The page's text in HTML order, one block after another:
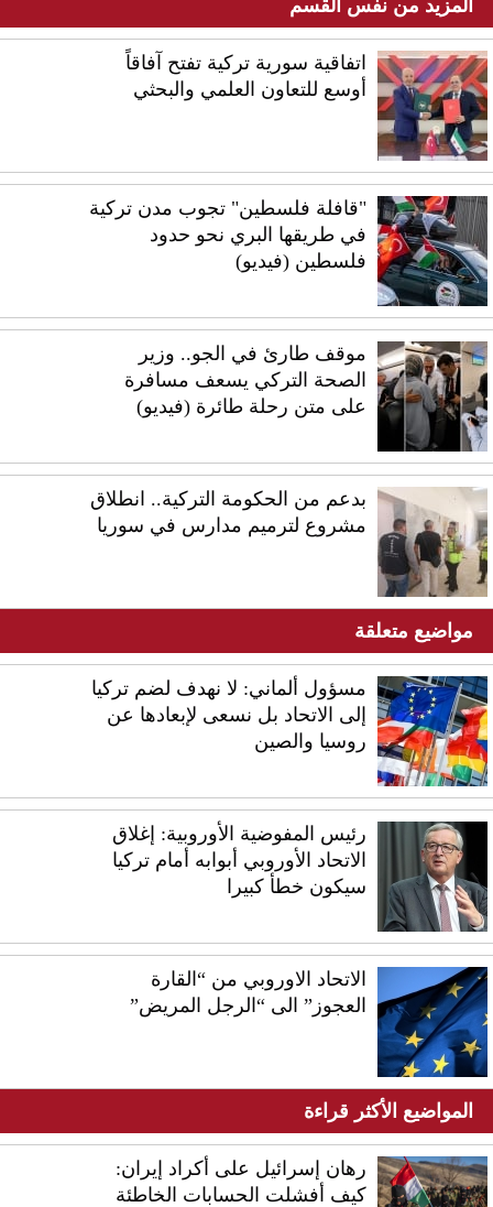
المزيد من نفس القسم
اتفاقية سورية تركية تفتح آفاقاً
أوسع للتعاون العلمي والبحثي
"قافلة فلسطين" تجوب مدن تركية
في طريقها البري نحو حدود
فلسطين (فيديو)
موقف طارئ في الجو.. وزير
الصحة التركي يسعف مسافرة
على متن رحلة طائرة (فيديو)
بدعم من الحكومة التركية.. انطلاق
مشروع لترميم مدارس في سوريا
مواضيع متعلقة
مسؤول ألماني: لا نهدف لضم تركيا
إلى الاتحاد بل نسعى لإبعادها عن
روسيا والصين
رئيس المفوضية الأوروبية: إغلاق
الاتحاد الأوروبي أبوابه أمام تركيا
سيكون خطأ كبيرا
الاتحاد الاوروبي من “القارة
العجوز” الى “الرجل المريض”
المواضيع الأكثر قراءة
رهان إسرائيل على أكراد إيران:
كيف أفشلت الحسابات الخاطئة